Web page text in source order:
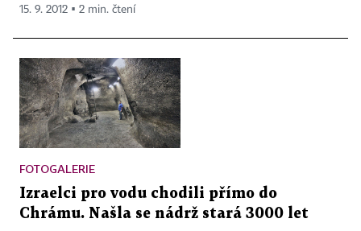
15. 9. 2012 ▪ 2 min. čtení
FOTOGALERIE
Izraelci pro vodu chodili přímo do
Chrámu. Našla se nádrž stará 3000 let